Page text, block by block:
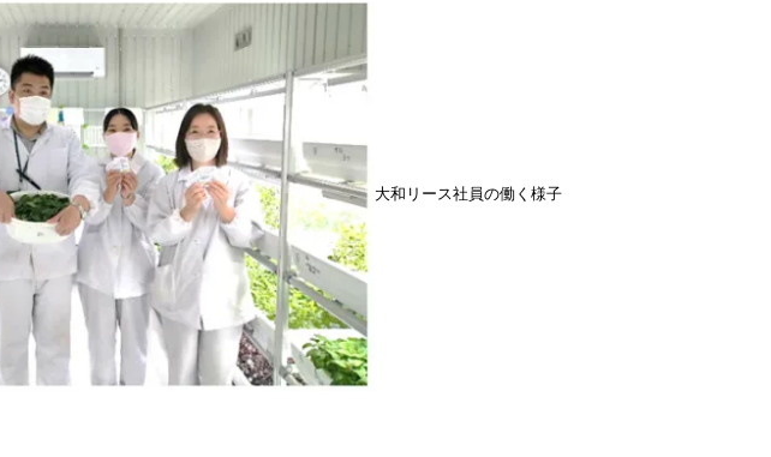
大和リース社員の働く様子